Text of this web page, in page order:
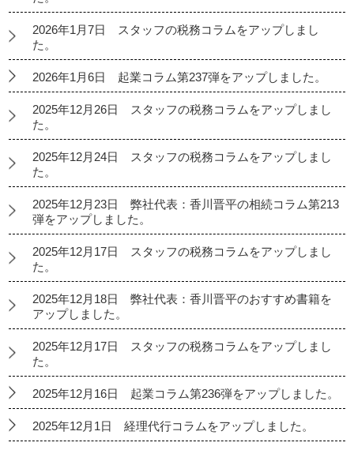
2026年1月7日 スタッフの税務コラムをアップしまし
た。
2026年1月6日 起業コラム第237弾をアップしました。
2025年12月26日 スタッフの税務コラムをアップしまし
た。
2025年12月24日 スタッフの税務コラムをアップしまし
た。
2025年12月23日 弊社代表：香川晋平の相続コラム第213
弾をアップしました。
2025年12月17日 スタッフの税務コラムをアップしまし
た。
2025年12月18日 弊社代表：香川晋平のおすすめ書籍を
アップしました。
2025年12月17日 スタッフの税務コラムをアップしまし
た。
2025年12月16日 起業コラム第236弾をアップしました。
2025年12月1日 経理代行コラムをアップしました。